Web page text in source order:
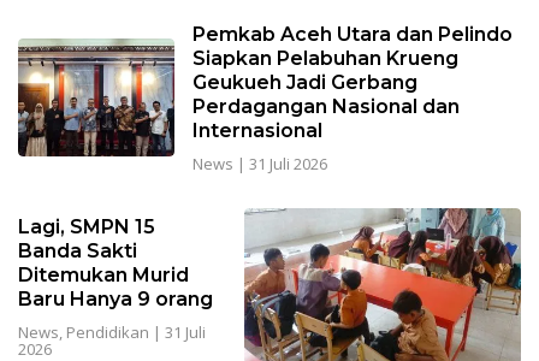
Pemkab Aceh Utara dan Pelindo
Siapkan Pelabuhan Krueng
Geukueh Jadi Gerbang
Perdagangan Nasional dan
Internasional
News | 31 Juli 2026
Lagi, SMPN 15
Banda Sakti
Ditemukan Murid
Baru Hanya 9 orang
News, Pendidikan | 31 Juli
2026